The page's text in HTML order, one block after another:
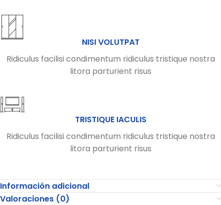
NISI VOLUTPAT
Ridiculus facilisi condimentum ridiculus tristique nostra
litora parturient risus
TRISTIQUE IACULIS
Ridiculus facilisi condimentum ridiculus tristique nostra
litora parturient risus
Información adicional
Valoraciones (0)